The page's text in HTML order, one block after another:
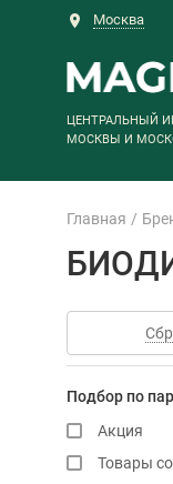
Москва
ЦЕНТРАЛЬНЫЙ
МОСКВЫ И
Главная
Подбор по
Акция
Товары